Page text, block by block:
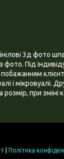
3д фото
Під
і мікровуалі.
при
Політика